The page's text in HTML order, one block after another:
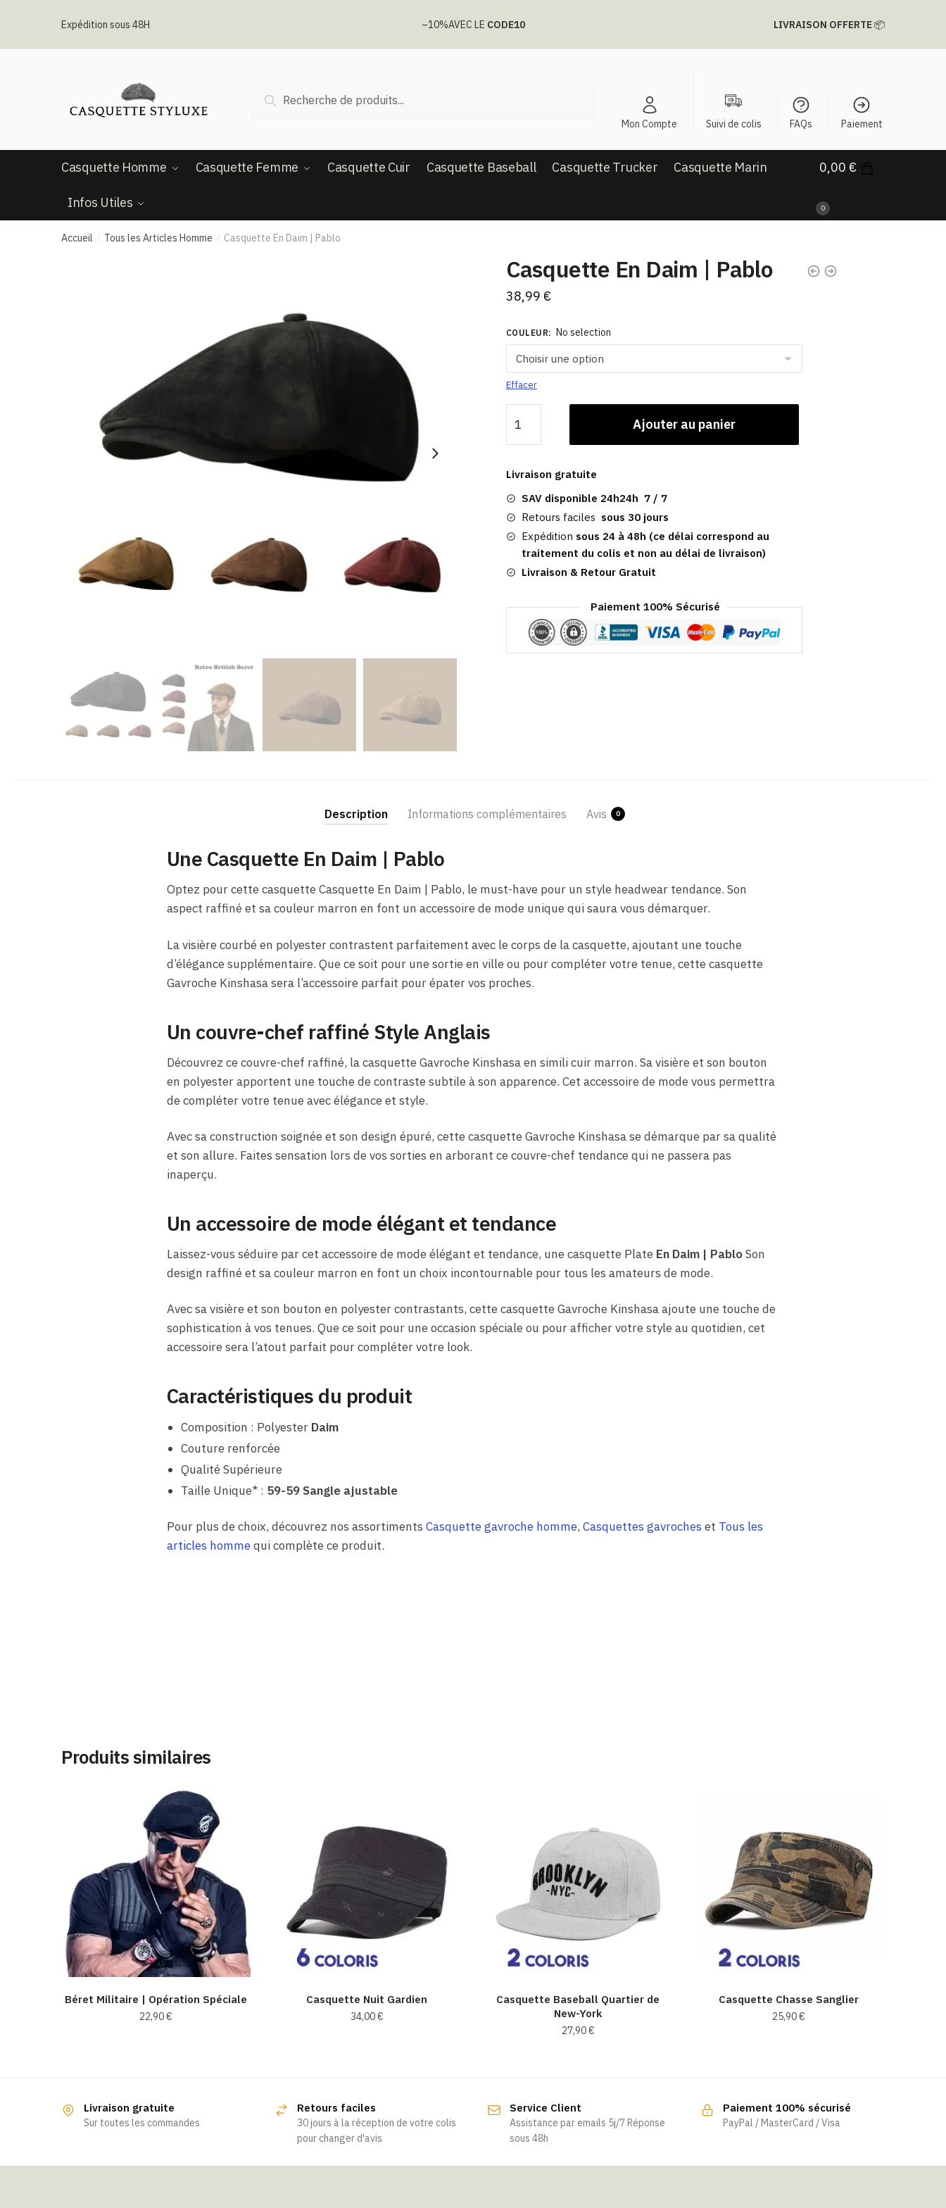
Expédition sous 48H –10%AVEC LE CODE10 LIVRAISON OFFERTE📦
pour :
Recherche
Mon Compte Suivi de colis FAQs Paiement
Casquette Homme Casquette Femme Casquette Cuir Casquette Baseball Casquette Trucker Casquette Marin
Infos Utiles
0,00 €
0
Accueil / Tous les Articles Homme / Casquette En Daim​ | Pablo
Casquette En Daim​ | Pablo
38,99 €
COULEUR: No selection
Effacer
de
Casquette
Daim​
|
Pablo
Ajouter au panier
Livraison gratuite
SAV disponible 24h24h 7 / 7
Retours faciles sous 30 jours
Expédition sous 24 à 48h (ce délai correspond au
traitement du colis et non au délai de livraison)
Livraison & Retour Gratuit
Paiement 100% Sécurisé
Description Informations complémentaires Avis 0
Une Casquette En Daim​ | Pablo
Optez pour cette casquette Casquette En Daim​ | Pablo, le must-have pour un style headwear tendance. Son
aspect raffiné et sa couleur marron en font un accessoire de mode unique qui saura vous démarquer.
La visière courbé en polyester contrastent parfaitement avec le corps de la casquette, ajoutant une touche
d’élégance supplémentaire. Que ce soit pour une sortie en ville ou pour compléter votre tenue, cette casquette
Gavroche Kinshasa sera l’accessoire parfait pour épater vos proches.
Un couvre-chef raffiné Style Anglais
Découvrez ce couvre-chef raffiné, la casquette Gavroche Kinshasa en simili cuir marron. Sa visière et son bouton
en polyester apportent une touche de contraste subtile à son apparence. Cet accessoire de mode vous permettra
de compléter votre tenue avec élégance et style.
Avec sa construction soignée et son design épuré, cette casquette Gavroche Kinshasa se démarque par sa qualité
et son allure. Faites sensation lors de vos sorties en arborant ce couvre-chef tendance qui ne passera pas
inaperçu.
Un accessoire de mode élégant et tendance
Laissez-vous séduire par cet accessoire de mode élégant et tendance, une casquette PlateEn Daim​ | PabloSon
design raffiné et sa couleur marron en font un choix incontournable pour tous les amateurs de mode.
Avec sa visière et son bouton en polyester contrastants, cette casquette Gavroche Kinshasa ajoute une touche de
sophistication à vos tenues. Que ce soit pour une occasion spéciale ou pour afficher votre style au quotidien, cet
accessoire sera l’atout parfait pour compléter votre look.
Caractéristiques du produit
Composition : Polyester Daim
Couture renforcée
Qualité Supérieure
Taille Unique* : 59-59 Sangle ajustable
Pour plus de choix, découvrez nos assortiments Casquette gavroche homme, Casquettes gavroches et Tous les
articles hommequi complète ce produit.
Produits similaires
Béret Militaire | Opération Spéciale
22,90€
variations.
peuvent
Casquette Nuit Gardien
34,00€
variations.
Les
peuvent
Casquette Baseball Quartier de
New-York
27,90€
plusieurs
variations.
options
Casquette Chasse Sanglier​
25,90€
variations.
peuvent
Livraison gratuite
Sur toutes les commandes
Retours faciles
30 jours à la réception de votre colis
pour changer d'avis
Service Client
Assistance par emails 5j/7 Réponse
sous 48h
Paiement 100% sécurisé
PayPal / MasterCard / Visa